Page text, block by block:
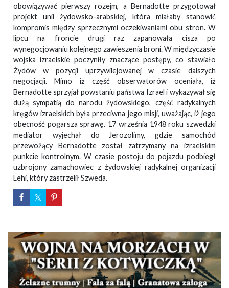
obowiązywać pierwszy rozejm, a Bernadotte przygotował
projekt unii żydowsko-arabskiej, która miałaby stanowić
kompromis między sprzecznymi oczekiwaniami obu stron. W
lipcu na froncie drugi raz zapanowała cisza po
wynegocjowaniu kolejnego zawieszenia broni. W międzyczasie
wojska izraelskie poczyniły znaczące postępy, co stawiało
Żydów w pozycji uprzywilejowanej w czasie dalszych
negocjacji. Mimo iż część obserwatorów oceniała, iż
Bernadotte sprzyjał powstaniu państwa Izrael i wykazywał się
dużą sympatią do narodu żydowskiego, część radykalnych
kręgów izraelskich była przeciwna jego misji, uważając, iż jego
obecność pogarsza sprawę. 17 września 1948 roku szwedzki
mediator wyjechał do Jerozolimy, gdzie samochód
przewożący Bernadotte został zatrzymany na izraelskim
punkcie kontrolnym. W czasie postoju do pojazdu podbiegł
uzbrojony zamachowiec z żydowskiej radykalnej organizacji
Lehi, który zastrzelił Szweda.